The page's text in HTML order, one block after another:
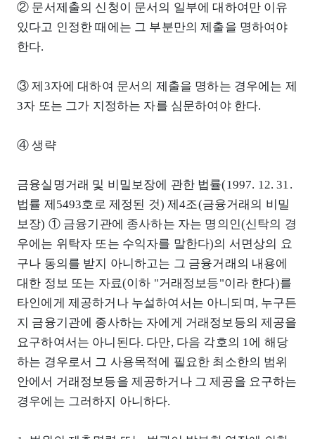
② 문서제출의 신청이 문서의 일부에 대하여만 이유
있다고 인정한 때에는 그 부분만의 제출을 명하여야
한다.
③ 제3자에 대하여 문서의 제출을 명하는 경우에는 제
3자 또는 그가 지정하는 자를 심문하여야 한다.
④ 생략
금융실명거래 및 비밀보장에 관한 법률(1997. 12. 31.
법률 제5493호로 제정된 것) 제4조(금융거래의 비밀
보장) ① 금융기관에 종사하는 자는 명의인(신탁의 경
우에는 위탁자 또는 수익자를 말한다)의 서면상의 요
구나 동의를 받지 아니하고는 그 금융거래의 내용에
대한 정보 또는 자료(이하 "거래정보등"이라 한다)를
타인에게 제공하거나 누설하여서는 아니되며, 누구든
지 금융기관에 종사하는 자에게 거래정보등의 제공을
요구하여서는 아니된다. 다만, 다음 각호의 1에 해당
하는 경우로서 그 사용목적에 필요한 최소한의 범위
안에서 거래정보등을 제공하거나 그 제공을 요구하는
경우에는 그러하지 아니하다.